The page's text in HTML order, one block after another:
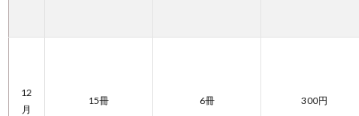
12
月
15冊 6冊 300円